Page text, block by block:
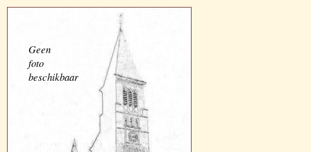
Geen
foto
beschikbaar